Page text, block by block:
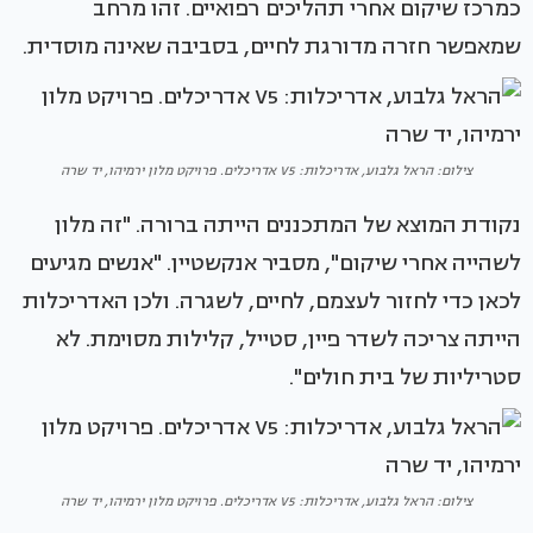
כמרכז שיקום אחרי תהליכים רפואיים. זהו מרחב
שמאפשר חזרה מדורגת לחיים, בסביבה שאינה מוסדית.
צילום: הראל גלבוע, אדריכלות: V5 אדריכלים. פרויקט מלון ירמיהו, יד שרה
נקודת המוצא של המתכננים הייתה ברורה. "זה מלון
לשהייה אחרי שיקום", מסביר אנקשטיין. "אנשים מגיעים
לכאן כדי לחזור לעצמם, לחיים, לשגרה. ולכן האדריכלות
הייתה צריכה לשדר פיין, סטייל, קלילות מסוימת. לא
סטריליות של בית חולים".
צילום: הראל גלבוע, אדריכלות: V5 אדריכלים. פרויקט מלון ירמיהו, יד שרה